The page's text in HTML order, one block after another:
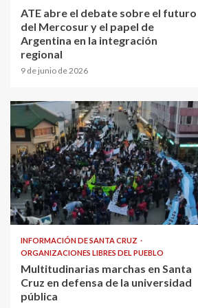
ATE abre el debate sobre el futuro
del Mercosur y el papel de
Argentina en la integración
regional
9 de junio de 2026
INFORMACIÓN DE SANTA CRUZ
ORGANIZACIONES LIBRES DEL PUEBLO
Multitudinarias marchas en Santa
Cruz en defensa de la universidad
pública